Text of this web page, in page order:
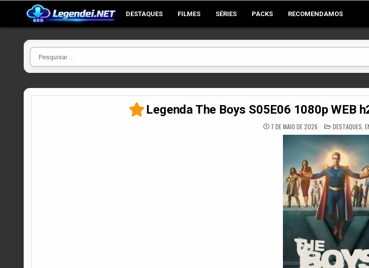
DESTAQUES FILMES SÉRIES PACKS RECOMENDAMOS
Pesquisar
por
Legenda The Boys S05E06 1080p WEB
7 DE MAIO DE 2026 POSTED
IN
DESTAQUES